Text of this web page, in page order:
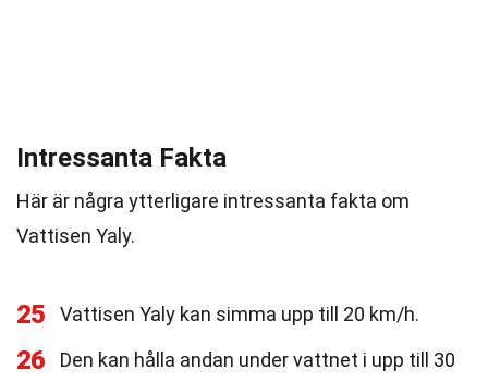
Intressanta Fakta
Här är några ytterligare intressanta fakta om
Vattisen Yaly.
25 Vattisen Yaly kan simma upp till 20 km/h.
26
Den kan hålla andan under vattnet i upp till 30